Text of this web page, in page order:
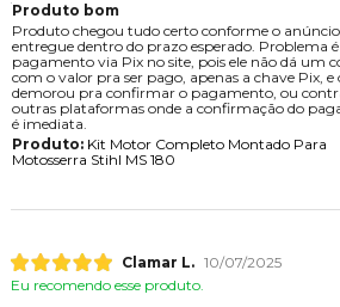
Produto bom
Produto chegou tudo certo conforme o
entregue dentro do prazo esperado. Problema
pagamento via Pix no site, pois ele não dá um
com o valor pra ser pago, apenas a chave Pix, e
demorou pra confirmar o pagamento, ou
outras plataformas onde a confirmação do
é imediata.
Produto:Kit Motor Completo Montado Para
Motosserra Stihl MS 180
Clamar L. 10/07/2025
Eu recomendo esse produto.